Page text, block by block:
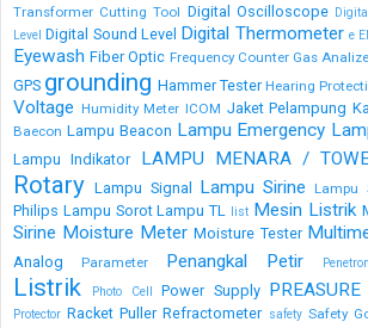
Transformer Cutting Tool Digital Oscilloscope
Level Digital Sound Level Digital Thermometer e
Eyewash Fiber Optic Frequency Counter Gas
GPS grounding Hammer Tester Hearing
Voltage Humidity Meter ICOM Jaket Pelampung
Baecon Lampu Beacon Lampu Emergency
Lampu Indikator LAMPU MENARA /
Rotary Lampu Signal Lampu Sirine Lampu
Philips Lampu Sorot Lampu TL list Mesin Listrik
Sirine Moisture Meter Moisture Tester
Analog
Parameter Penangkal Petir
Listrik
Photo Cell Power Supply
Protector Racket Puller Refractometer safety Safety